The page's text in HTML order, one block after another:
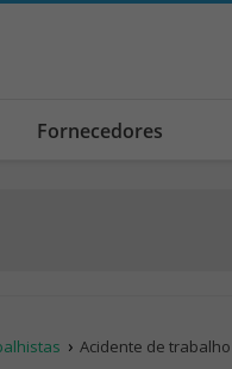
Fornecedores
Acidente de trabalho